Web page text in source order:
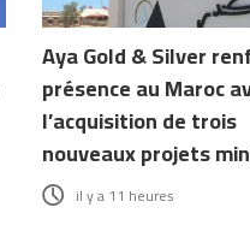
Aya Gold & Silver
présence au Maroc
l’acquisition de trois
nouveaux projets
il y a 11 heures